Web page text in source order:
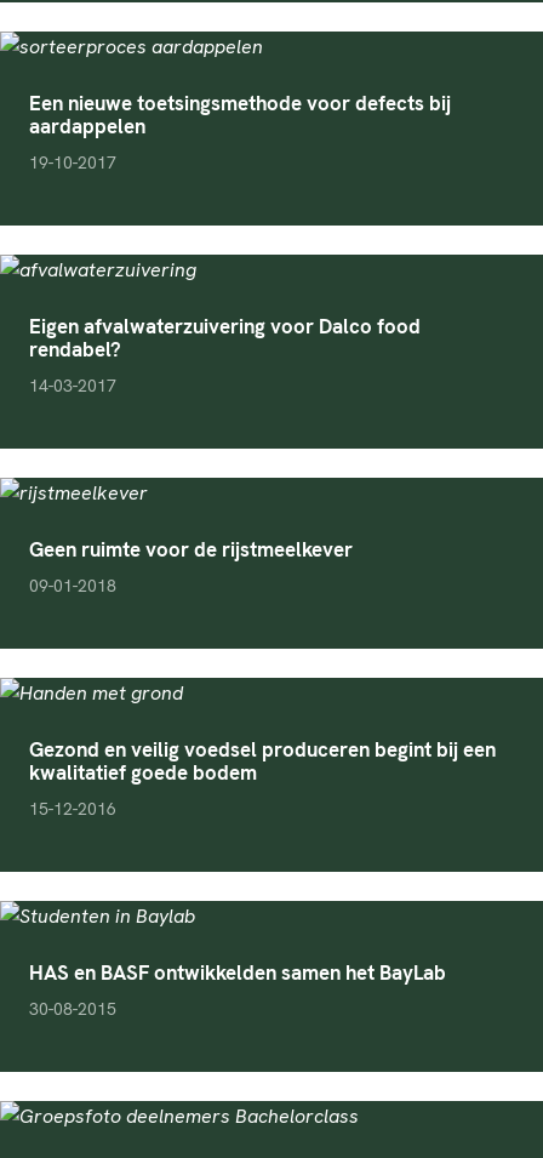
Een nieuwe toetsingsmethode voor defects bij
aardappelen
pubDate
19-10-2017
Eigen afvalwaterzuivering voor Dalco food
rendabel?
pubDate
14-03-2017
Geen ruimte voor de rijstmeelkever
pubDate
09-01-2018
Gezond en veilig voedsel produceren begint bij een
kwalitatief goede bodem
pubDate
15-12-2016
HAS en BASF ontwikkelden samen het BayLab
pubDate
30-08-2015